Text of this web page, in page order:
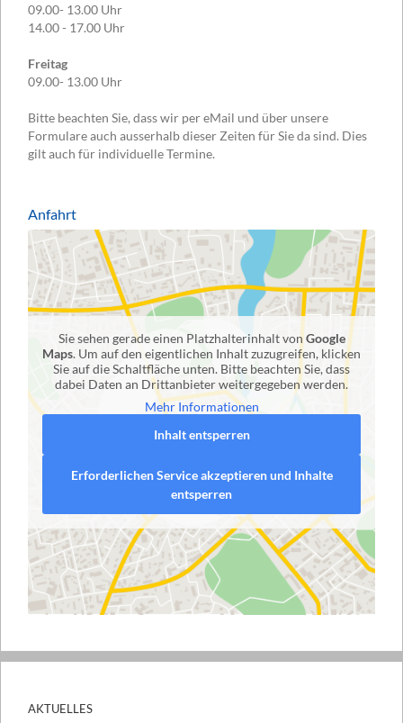
09.00- 13.00 Uhr
14.00 - 17.00 Uhr
Freitag
09.00- 13.00 Uhr
Bitte beachten Sie, dass wir per eMail und über unsere
Formulare auch ausserhalb dieser Zeiten für Sie da sind. Dies
gilt auch für individuelle Termine.
Anfahrt
Sie sehen gerade einen Platzhalterinhalt von Google
Maps. Um auf den eigentlichen Inhalt zuzugreifen, klicken
Sie auf die Schaltfläche unten. Bitte beachten Sie, dass
dabei Daten an Drittanbieter weitergegeben werden.
Mehr Informationen
Inhalt entsperren
Erforderlichen Service akzeptieren und Inhalte
entsperren
AKTUELLES